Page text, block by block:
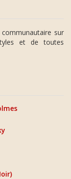
sur
et de toutes